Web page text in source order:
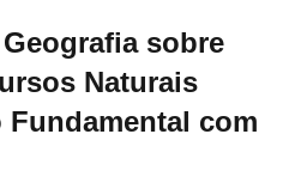
sobre
Naturais
Fundamental com